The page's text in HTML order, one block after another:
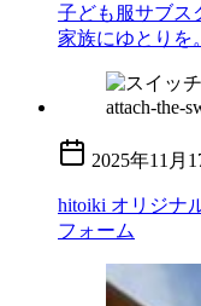
子ども服サブス
家族にゆとりを
2025年11月
hitoiki オリジナ
フォーム